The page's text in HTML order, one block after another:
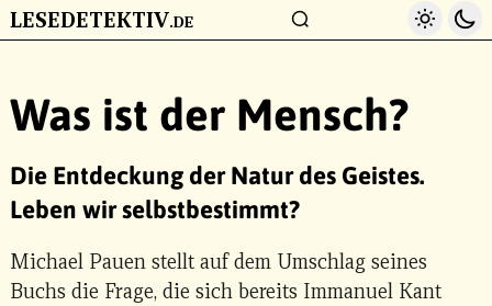
ZUM HAUPTINHALT
LESEDETEKTIV.DE Light
Was ist der Mensch?
Die Entdeckung der Natur des Geistes.
Leben wir selbstbestimmt?
Michael Pauen stellt auf dem Umschlag seines
Buchs die Frage, die sich bereits Immanuel Kant